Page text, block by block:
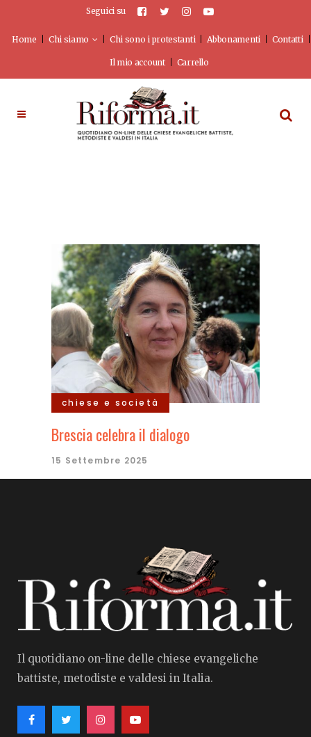
Seguici su
Home Chi siamo Chi sono i protestanti Abbonamenti Contatti
Il mio account Carrello
chiese e società
Brescia celebra il dialogo
15 Settembre 2025
Il quotidiano on-line delle chiese evangeliche
battiste, metodiste e valdesi in Italia.